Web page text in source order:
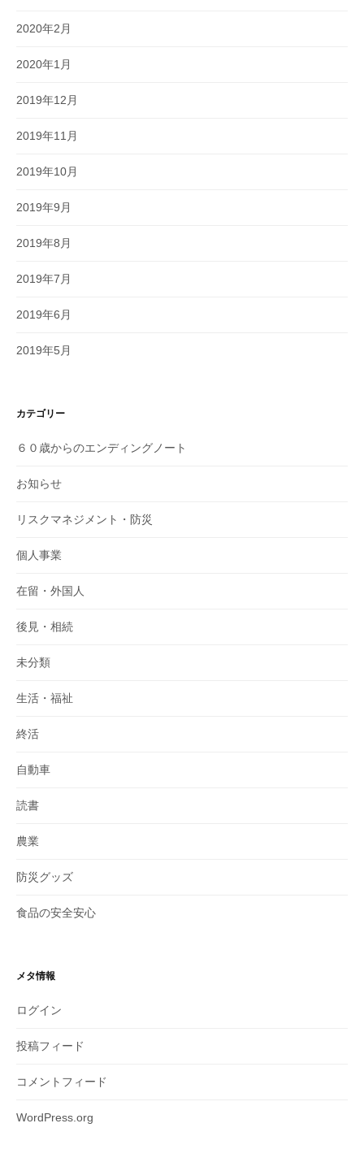
2020年2月
2020年1月
2019年12月
2019年11月
2019年10月
2019年9月
2019年8月
2019年7月
2019年6月
2019年5月
カテゴリー
６０歳からのエンディングノート
お知らせ
リスクマネジメント・防災
個人事業
在留・外国人
後見・相続
未分類
生活・福祉
終活
自動車
読書
農業
防災グッズ
食品の安全安心
メタ情報
ログイン
投稿フィード
コメントフィード
WordPress.org